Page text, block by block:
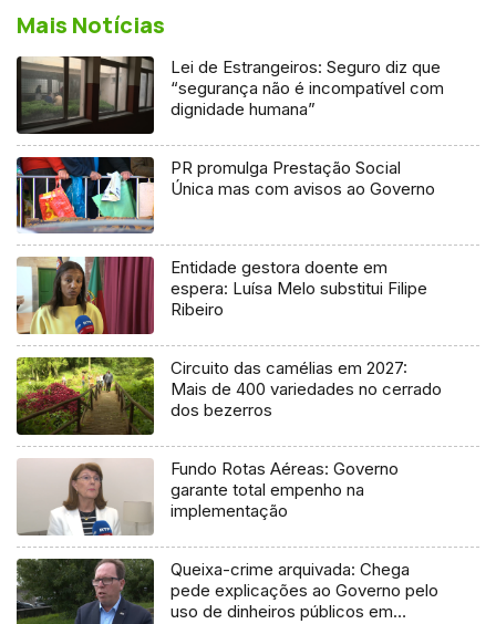
Mais Notícias
Lei de Estrangeiros: Seguro diz que
“segurança não é incompatível com
dignidade humana”
PR promulga Prestação Social
Única mas com avisos ao Governo
Entidade gestora doente em
espera: Luísa Melo substitui Filipe
Ribeiro
Circuito das camélias em 2027:
Mais de 400 variedades no cerrado
dos bezerros
Fundo Rotas Aéreas: Governo
garante total empenho na
implementação
Queixa-crime arquivada: Chega
pede explicações ao Governo pelo
uso de dinheiros públicos em